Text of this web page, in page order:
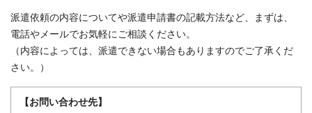
派遣依頼の内容についてや派遣申請書の記載方法など、まずは、
電話やメールでお気軽にご相談ください。
（内容によっては、派遣できない場合もありますのでご了承くだ
さい。）
【お問い合わせ先】